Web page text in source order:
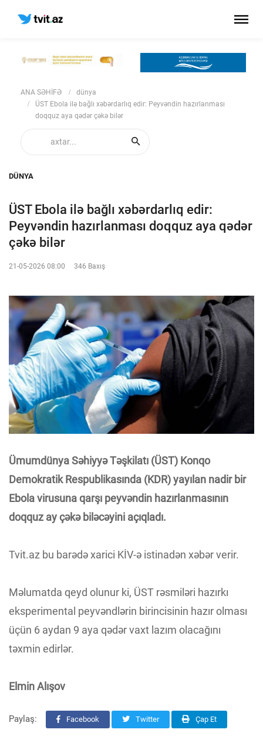
ANA SƏHİFƏ
dünya
ÜST Ebola ilə bağlı xəbərdarlıq edir: Peyvəndin hazırlanması
doqquz aya qədər çəkə bilər
DÜNYA
ÜST Ebola ilə bağlı xəbərdarlıq edir:
Peyvəndin hazırlanması doqquz aya qədər
çəkə bilər
21-05-2026 08:00 346 Baxış
Ümumdünya Səhiyyə Təşkilatı (ÜST) Konqo
Demokratik Respublikasında (KDR) yayılan nadir bir
Ebola virusuna qarşı peyvəndin hazırlanmasının
doqquz ay çəkə biləcəyini açıqladı.
Tvit.az bu barədə xarici KİV-ə istinadən xəbər verir.
Məlumatda qeyd olunur ki, ÜST rəsmiləri hazırkı
eksperimental peyvəndlərin birincisinin hazır olması
üçün 6 aydan 9 aya qədər vaxt lazım olacağını
təxmin edirlər.
Elmin Alışov
Paylaş: Facebook Twitter Çap Et